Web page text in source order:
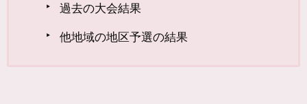
過去の大会結果
他地域の地区予選の結果